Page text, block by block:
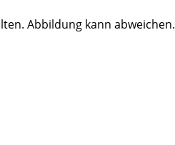
Abbildung kann abweichen.